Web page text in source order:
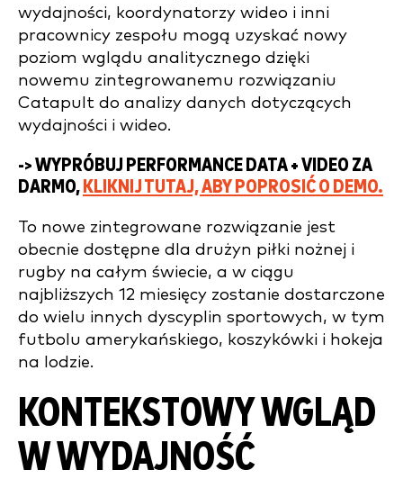
wydajności, koordynatorzy wideo i inni
pracownicy zespołu mogą uzyskać nowy
poziom wglądu analitycznego dzięki
nowemu zintegrowanemu rozwiązaniu
Catapult do analizy danych dotyczących
wydajności i wideo.
-> WYPRÓBUJ PERFORMANCE DATA + VIDEO ZA
DARMO, KLIKNIJ TUTAJ, ABY POPROSIĆ O DEMO.
To nowe zintegrowane rozwiązanie jest
obecnie dostępne dla drużyn piłki nożnej i
rugby na całym świecie, a w ciągu
najbliższych 12 miesięcy zostanie dostarczone
do wielu innych dyscyplin sportowych, w tym
futbolu amerykańskiego, koszykówki i hokeja
na lodzie.
KONTEKSTOWY WGLĄD
W WYDAJNOŚĆ